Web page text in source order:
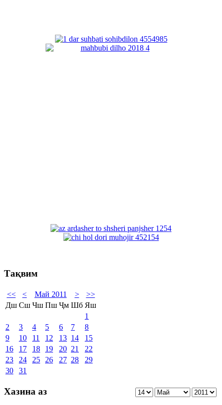
Тақвим
<< < Май 2011 >
>>
Дш Сш Чш Пш Ҷм Шб Яш
1
2
3 4 5 6 7
8
9
10 11 12 13 14
15
16
17 18 19 20 21
22
23
24 25 26 27 28
29
30
31
Хазина аз